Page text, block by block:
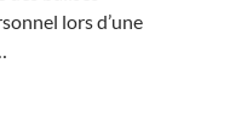
lors d’une